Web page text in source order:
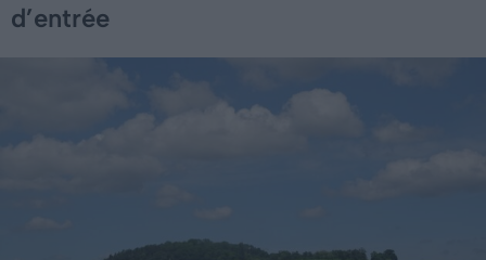
d’entrée